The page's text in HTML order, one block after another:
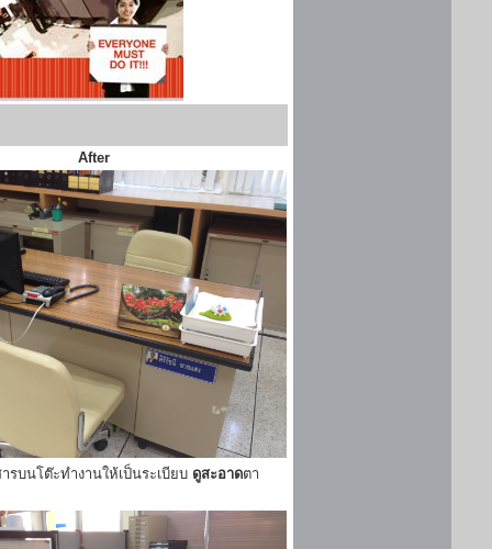
After
ารบนโต๊ะทำงานให้เป็นระเบียบ ดูสะอาดตา